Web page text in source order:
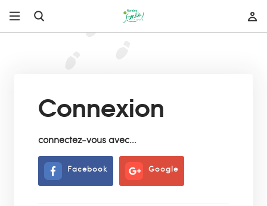
Connexion
connectez-vous avec...
Facebook Google